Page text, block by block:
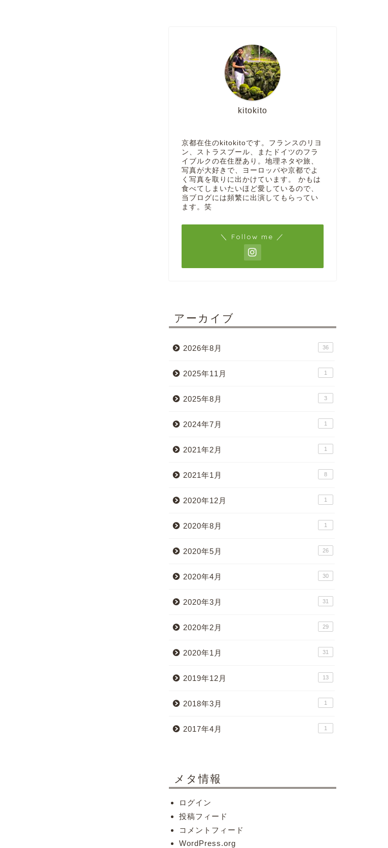
kitokito
京都在住のkitokitoです。フランスのリヨ
ン、ストラスブール、またドイツのフラ
イブルクの在住歴あり。地理ネタや旅、
写真が大好きで、ヨーロッパや京都でよ
く写真を取りに出かけています。 かもは
食べてしまいたいほど愛しているので、
当ブログには頻繁に出演してもらってい
ます。笑
＼ Follow me ／
アーカイブ
2026年8月 36
2025年11月 1
2025年8月 3
2024年7月 1
2021年2月 1
2021年1月 8
2020年12月 1
2020年8月 1
2020年5月 26
2020年4月 30
2020年3月 31
2020年2月 29
2020年1月 31
2019年12月 13
2018年3月 1
2017年4月 1
メタ情報
ログイン
投稿フィード
コメントフィード
WordPress.org